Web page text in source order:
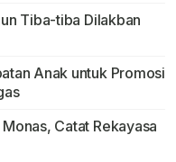
Tiba-tiba Dilakban
Anak untuk Promosi
Catat Rekayasa